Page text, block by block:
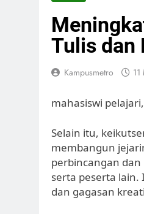
Tulis dan
Kampusmetro
mahasiswi
Selain itu,
membangun
perbincangan
serta peserta
dan gagasan